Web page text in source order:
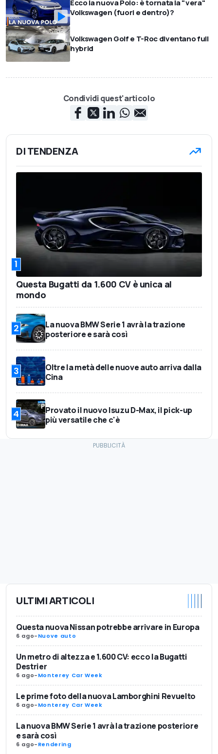
Ecco la nuova Polo: è tornata la "vera"
Volkswagen (fuori e dentro)?
Volkswagen Golf e T-Roc diventano full
hybrid
Condividi quest'articolo
DI TENDENZA
1
Questa Bugatti da 1.600 CV è unica al
mondo
2
La nuova BMW Serie 1 avrà la trazione
posteriore e sarà così
3
Oltre la metà delle nuove auto arriva dalla
Cina
4
Provato il nuovo Isuzu D-Max, il pick-up
più versatile che c'è
ULTIMI ARTICOLI
Questa nuova Nissan potrebbe arrivare in Europa
6 ago-Nuove auto
Un metro di altezza e 1.600 CV: ecco la Bugatti
Destrier
6 ago-Monterey Car Week
Le prime foto della nuova Lamborghini Revuelto
6 ago-Monterey Car Week
La nuova BMW Serie 1 avrà la trazione posteriore
e sarà così
6 ago-Rendering